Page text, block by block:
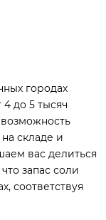
городах
до 5 тысяч
складе и
вас делиться
запас соли
соответствуя